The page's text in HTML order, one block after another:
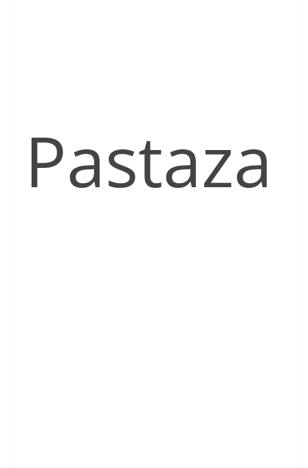
Pastaza